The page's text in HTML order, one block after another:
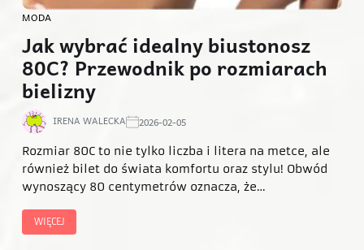
MODA
Jak wybrać idealny biustonosz
80C? Przewodnik po rozmiarach
bielizny
IRENA WALECKA 2026-02-05
Rozmiar 80C to nie tylko liczba i litera na metce, ale
również bilet do świata komfortu oraz stylu! Obwód
wynoszący 80 centymetrów oznacza, że…
WIĘCEJ